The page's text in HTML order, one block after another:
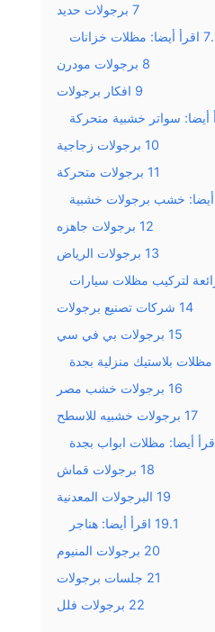
7 برجولات حديد
اقرأ أيضا: مظلات خزانات
8 برجولات مودرن
9 افكار برجولات
أيضا: سواتر خشبية متحركة
10 برجولات زجاجية
11 برجولات متحركة
أيضا: خشب برجولات خشبية
12 برجولات جاهزه
13 برجولات الرياض
لتركيب مظلات سيارات
14 شركات تصنيع برجولات
15 برجولات بي في سي
مظلات بلاستيك منزلية بجدة
16 برجولات خشب مصر
17 برجولات خشبيه للاسطح
أيضا: مظلات ابواب بجدة
18 برجولات قماش
19 البرجولات المعدنية
19.1 اقرأ أيضا: هناجر
20 برجولات المنيوم
21 جلسات برجولات
22 برجولات فلل